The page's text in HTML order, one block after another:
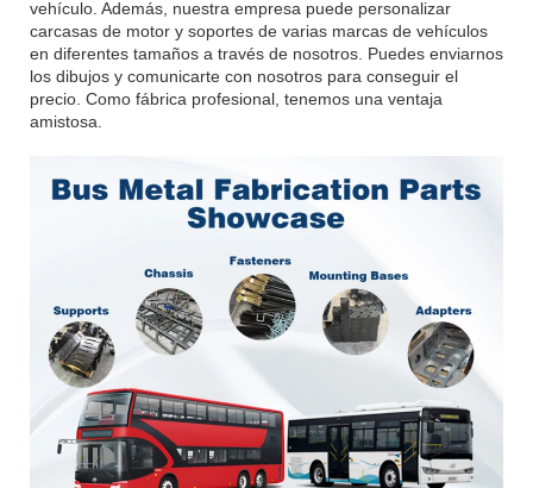
vehículo. Además, nuestra empresa puede personalizar
carcasas de motor y soportes de varias marcas de vehículos
en diferentes tamaños a través de nosotros. Puedes enviarnos
los dibujos y comunicarte con nosotros para conseguir el
precio. Como fábrica profesional, tenemos una ventaja
amistosa.